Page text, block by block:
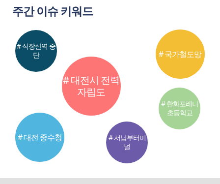
주간 이슈 키워드
# 대전시 전력
자립도
# 대전 중수청
# 국가철도망
# 식장산역 중
단
# 서남부터미
널
# 한화포레나
초등학교